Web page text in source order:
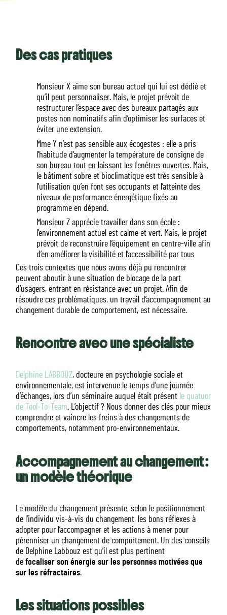
Des cas pratiques
Monsieur X aime son bureau actuel qui lui est dédié et
qu’il peut personnaliser. Mais, le projet prévoit de
restructurer l’espace avec des bureaux partagés aux
postes non nominatifs afin d’optimiser les surfaces et
éviter une extension.
Mme Y n’est pas sensible aux écogestes : elle a pris
l’habitude d’augmenter la température de consigne de
son bureau tout en laissant les fenêtres ouvertes. Mais,
le bâtiment sobre et bioclimatique est très sensible à
l’utilisation qu’en font ses occupants et l’atteinte des
niveaux de performance énergétique fixés au
programme en dépend.
Monsieur Z apprécie travailler dans son école :
l’environnement actuel est calme et vert. Mais, le projet
prévoit de reconstruire l’équipement en centre-ville afin
d’en améliorer la visibilité et l’accessibilité par tous
Ces trois contextes que nous avons déjà pu rencontrer
peuvent aboutir à une situation de blocage de la part
d’usagers, entrant en résistance avec un projet. Afin de
résoudre ces problématiques, un travail d’accompagnement au
changement durable de comportement, est nécessaire.
Rencontre avec une spécialiste
Delphine LABBOUZ, docteure en psychologie sociale et
environnementale, est intervenue le temps d’une journée
d’échanges, lors d’un séminaire auquel était présent le quatuor
de Tool-To-Team. L’objectif ? Nous donner des clés pour mieux
comprendre et vaincre les freins à des changements de
comportements, notamment pro-environnementaux.
Accompagnement au changement :
un modèle théorique
Le modèle du changement présente, selon le positionnement
de l’individu vis-à-vis du changement, les bons réflexes à
adopter pour l’accompagner et les actions à mener pour
pérenniser un changement de comportement. Un des conseils
de Delphine Labbouz est qu’il est plus pertinent
defocaliser son énergie sur les personnes motivées que
sur les réfractaires.
Les situations possibles